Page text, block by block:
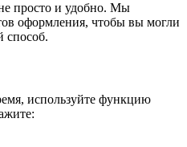
просто и удобно. Мы
оформления, чтобы вы могли
способ.
используйте функцию